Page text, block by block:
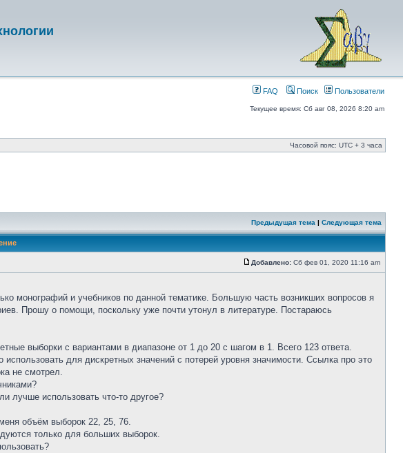
FAQ Поиск Пользователи
Текущее время: Сб авг 08, 2026 8:20 am
Часовой пояс: UTC + 3 часа
Предыдущая тема | Следующая тема
Добавлено: Сб фев 01, 2020 11:16 am
монографий и учебников по данной тематике. Большую часть возникших вопросов я
Прошу о помощи, поскольку уже почти утонул в литературе. Постараюсь
выборки с вариантами в диапазоне от 1 до 20 с шагом в 1. Всего 123 ответа.
для дискретных значений с потерей уровня значимости. Ссылка про это
не смотрел.
лучше использовать что-то другое?
объём выборок 22, 25, 76.
только для больших выборок.